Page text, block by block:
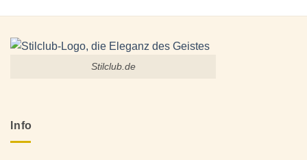
Stilclub.de
Info